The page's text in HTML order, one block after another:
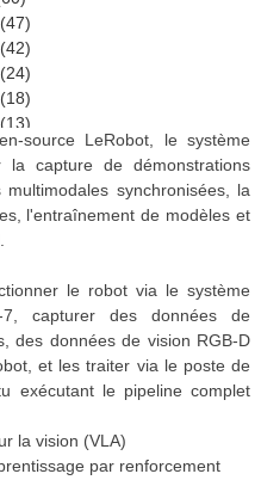
source LeRobot, le système
capture de démonstrations
synchronisées, la
l'entraînement de modèles et
le robot via le système
7, capturer des données de
des données de vision RGB-D
et les traiter via le poste de
exécutant le pipeline complet
la vision (VLA)
par renforcement